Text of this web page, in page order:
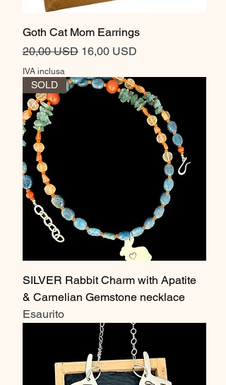
Goth Cat Mom Earrings
Prezzo regolare
20,00 USD Prezzo scontato
16,00 USD
IVA inclusa
SOLD
SILVER Rabbit Charm with Apatite
& Carnelian Gemstone necklace
Esaurito